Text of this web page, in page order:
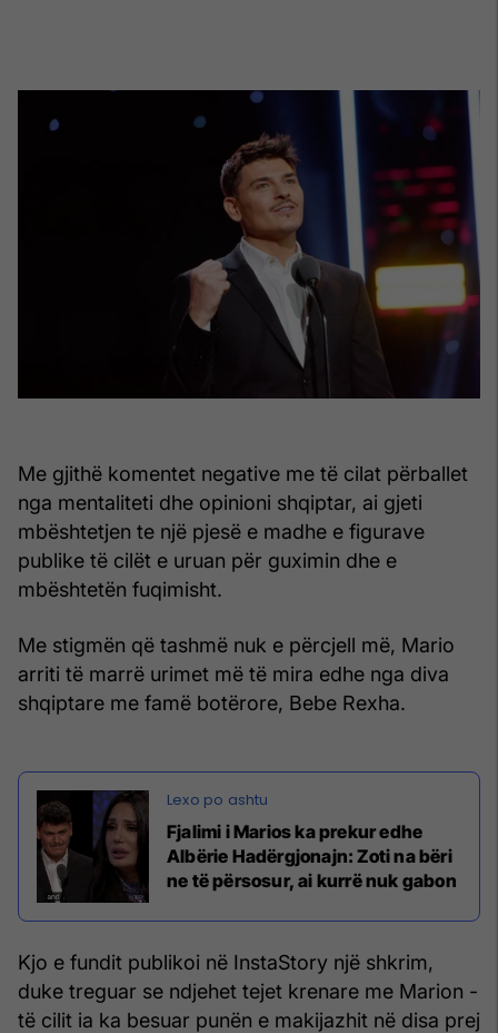
Me gjithë komentet negative me të cilat përballet
nga mentaliteti dhe opinioni shqiptar, ai gjeti
mbështetjen te një pjesë e madhe e figurave
publike të cilët e uruan për guximin dhe e
mbështetën fuqimisht.
Me stigmën që tashmë nuk e përcjell më, Mario
arriti të marrë urimet më të mira edhe nga diva
shqiptare me famë botërore, Bebe Rexha.
Fjalimi i Marios ka prekur edhe
Albërie Hadërgjonajn: Zoti na bëri
ne të përsosur, ai kurrë nuk gabon
Kjo e fundit publikoi në InstaStory një shkrim,
duke treguar se ndjehet tejet krenare me Marion -
të cilit ia ka besuar punën e makijazhit në disa prej